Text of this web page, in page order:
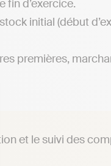
Options
fin d’exercice.
initial (début
premières,
et le suivi des